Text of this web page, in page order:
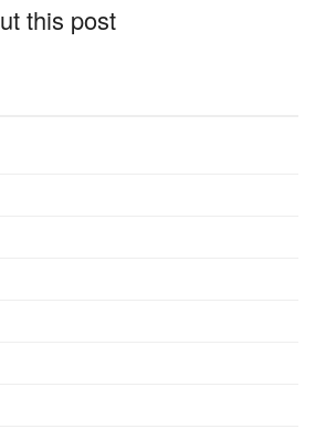
this post